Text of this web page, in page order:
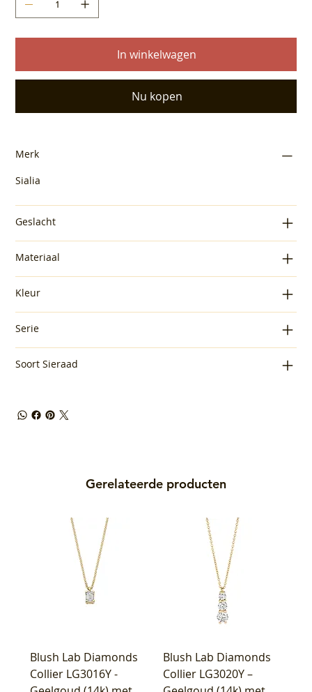
In winkelwagen
Nu kopen
Merk
Sialia
Geslacht
Materiaal
Kleur
Serie
Soort Sieraad
Gerelateerde producten
Blush Lab Diamonds
Collier LG3016Y -
Blush Lab Diamonds
Collier LG3020Y –